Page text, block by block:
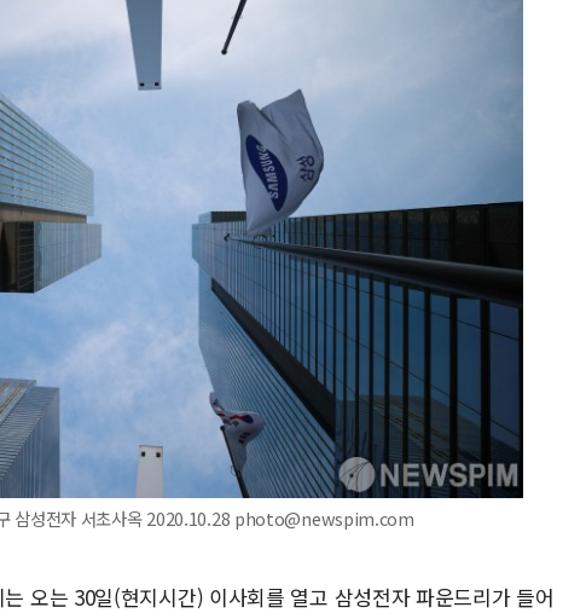
삼성전자 서초사옥 2020.10.28 photo@newspim.com
오는 30일(현지시간) 이사회를 열고 삼성전자 파운드리가 들어